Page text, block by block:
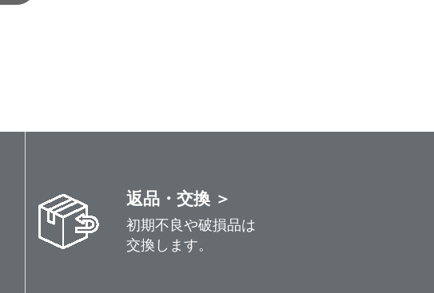
返品・交換 ＞
初期不良や破損品は
交換します。